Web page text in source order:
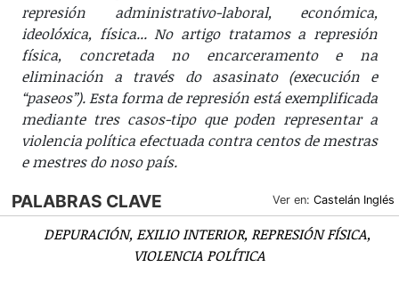
represión administrativo-laboral, económica,
ideolóxica, física... No artigo tratamos a represión
física, concretada no encarceramento e na
eliminación a través do asasinato (execución e
“paseos”). Esta forma de represión está exemplificada
mediante tres casos-tipo que poden representar a
violencia política efectuada contra centos de mestras
e mestres do noso país.
PALABRAS CLAVE Ver en:Castelán Inglés
DEPURACIÓN EXILIO INTERIOR REPRESIÓN FÍSICA
VIOLENCIA POLÍTICA